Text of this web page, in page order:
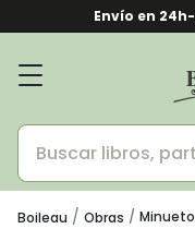
Envío en
Boileau Obras